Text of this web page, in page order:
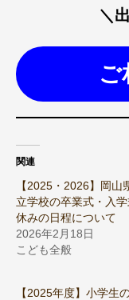
＼
ご
関連
【2025・2026】岡山
立学校の卒業式・入
休みの日程について
2026年2月18日
こども全般
【2025年度】小学生